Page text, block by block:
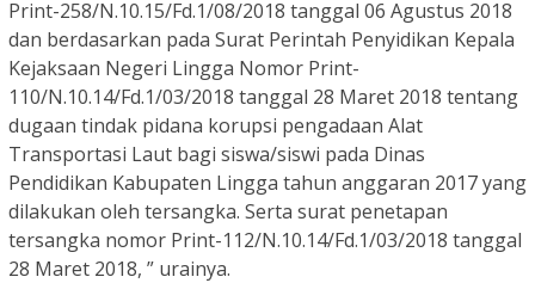
Print-258/N.10.15/Fd.1/08/2018 tanggal 06 Agustus 2018
dan berdasarkan pada Surat Perintah Penyidikan Kepala
Kejaksaan Negeri Lingga Nomor Print-
110/N.10.14/Fd.1/03/2018 tanggal 28 Maret 2018 tentang
dugaan tindak pidana korupsi pengadaan Alat
Transportasi Laut bagi siswa/siswi pada Dinas
Pendidikan Kabupaten Lingga tahun anggaran 2017 yang
dilakukan oleh tersangka. Serta surat penetapan
tersangka nomor Print-112/N.10.14/Fd.1/03/2018 tanggal
28 Maret 2018, ” urainya.